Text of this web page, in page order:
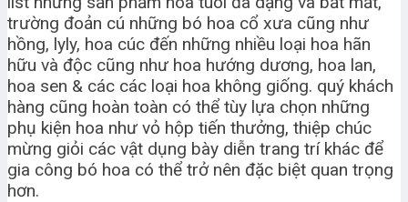
trường đoản cú những bó hoa cổ xưa cũng như
hồng, lyly, hoa cúc đến những nhiều loại hoa hãn
hữu và độc cũng như hoa hướng dương, hoa lan,
hoa sen & các các loại hoa không giống. quý khách
hàng cũng hoàn toàn có thể tùy lựa chọn những
phụ kiện hoa như vỏ hộp tiến thưởng, thiệp chúc
mừng giỏi các vật dụng bày diễn trang trí khác để
gia công bó hoa có thể trở nên đặc biệt quan trọng
hơn.